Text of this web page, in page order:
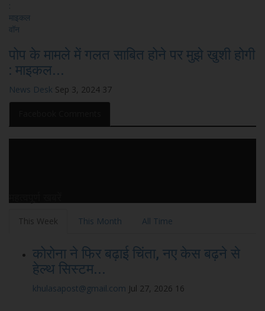
पोप के मामले में गलत साबित होने पर मुझे खुशी होगी
: माइकल...
News Desk Sep 3, 2024 37
This Week This Month All Time
कोरोना ने फिर बढ़ाई चिंता, नए केस बढ़ने से
हेल्थ सिस्टम...
khulasapost@gmail.com Jul 27, 2026 16